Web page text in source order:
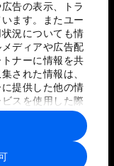
告の表示、トラ
ます。またユー
況についても情
ディアや広告配
ナーに情報を共
された情報は、
提供した他の情
スを使用した際
わされ、各パー
ことがありま
用規約